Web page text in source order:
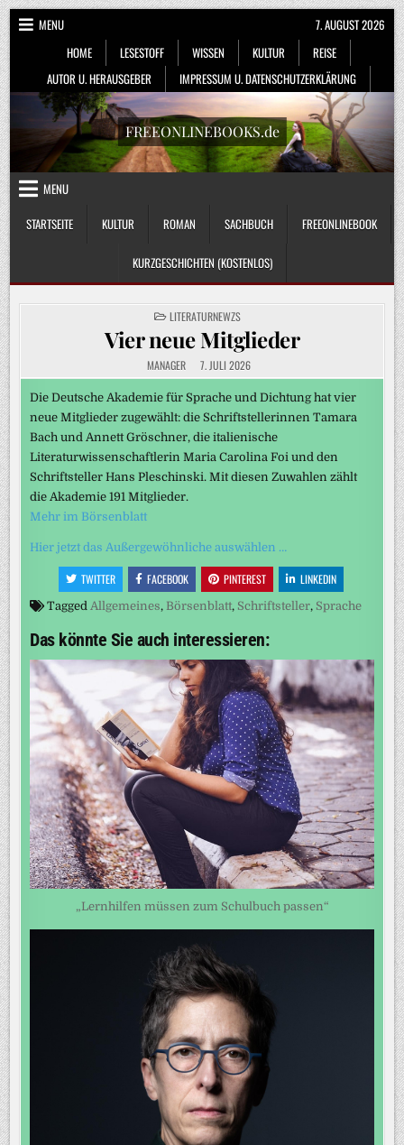
Skip
to
content
MENU
HOME
LESESTOFF WISSEN KULTUR
REISE
AUTOR U. HERAUSGEBER
IMPRESSUM U. DATENSCHUTZERKLÄRUNG
7. AUGUST 2026
FREEONLINEBOOKS.de
MENU
STARTSEITE
KULTUR ROMAN SACHBUCH FREEONLINEBOOK
KURZGESCHICHTEN (KOSTENLOS)
POSTED
IN
LITERATURNEWZS
Vier neue Mitglieder
MANAGER 7. JULI 2026
Die Deutsche Akademie für Sprache und Dichtung hat vier
neue Mitglieder zugewählt: die Schriftstellerinnen Tamara
Bach und Annett Gröschner, die italienische
Literaturwissenschaftlerin Maria Carolina Foi und den
Schriftsteller Hans Pleschinski. Mit diesen Zuwahlen zählt
die Akademie 191 Mitglieder.
Mehr im Börsenblatt
Hier jetzt das Außergewöhnliche auswählen …
TWITTER FACEBOOK PINTEREST LINKEDIN
Tagged Allgemeines, Börsenblatt, Schriftsteller, Sprache
Das könnte Sie auch interessieren:
„Lernhilfen müssen zum Schulbuch passen“